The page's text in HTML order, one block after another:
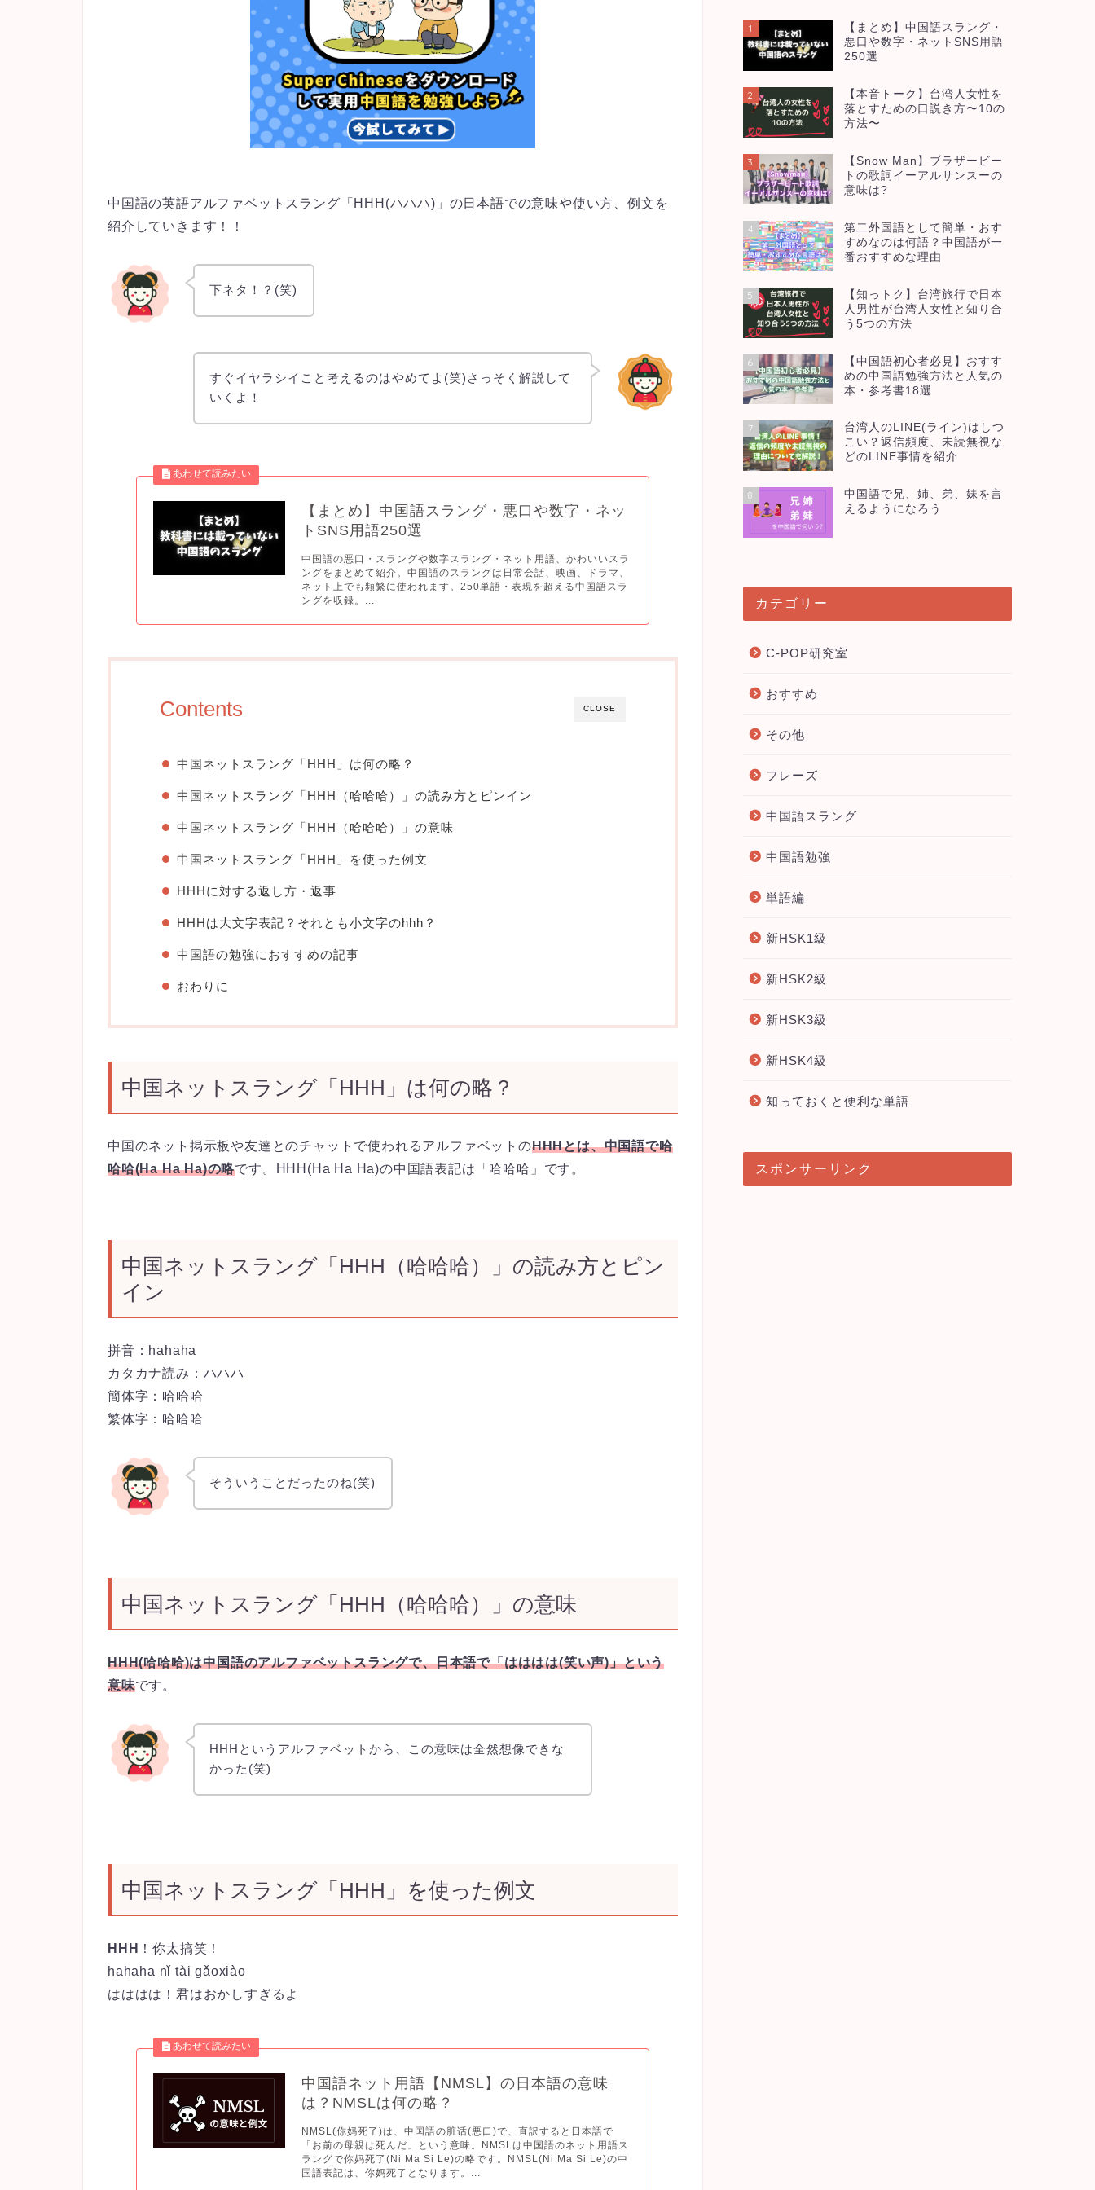
中国語の英語アルファベットスラング「HHH(ハハハ)」の日本語での意味や使い方、例文を
紹介していきます！！
下ネタ！？(笑)
すぐイヤラシイこと考えるのはやめてよ(笑)さっそく解説して
いくよ！
【まとめ】中国語スラング・悪口や数字・ネッ
トSNS用語250選
中国語の悪口・スラングや数字スラング・ネット用語、かわいいスラ
ングをまとめて紹介。中国語のスラングは日常会話、映画、ドラマ、
ネット上でも頻繁に使われます。250単語・表現を超える中国語スラ
ングを収録。...
CLOSE
Contents
中国ネットスラング「HHH」は何の略？
中国ネットスラング「HHH（哈哈哈）」の読み方とピンイン
中国ネットスラング「HHH（哈哈哈）」の意味
中国ネットスラング「HHH」を使った例文
HHHに対する返し方・返事
HHHは大文字表記？それとも小文字のhhh？
中国語の勉強におすすめの記事
おわりに
中国ネットスラング「HHH」は何の略？
中国のネット掲示板や友達とのチャットで使われるアルファベットのHHHとは、中国語で哈
哈哈(Ha Ha Ha)の略です。HHH(Ha Ha Ha)の中国語表記は「哈哈哈」です。
中国ネットスラング「HHH（哈哈哈）」の読み方とピン
イン
拼音：hahaha
カタカナ読み：ハハハ
簡体字：哈哈哈
繁体字：哈哈哈
そういうことだったのね(笑)
中国ネットスラング「HHH（哈哈哈）」の意味
HHH(哈哈哈)は中国語のアルファベットスラングで、日本語で「はははは(笑い声)」という
意味です。
HHHというアルファベットから、この意味は全然想像できな
かった(笑)
中国ネットスラング「HHH」を使った例文
HHH ！你太搞笑！
hahaha nǐ tài gǎoxiào
はははは！君はおかしすぎるよ
中国語ネット用語【NMSL】の日本語の意味
は？NMSLは何の略？
NMSL(你妈死了)は、中国語の脏话(悪口)で、直訳すると日本語で
「お前の母親は死んだ」という意味。NMSLは中国語のネット用語ス
ラングで你妈死了(Ni Ma Si Le)の略です。NMSL(Ni Ma Si Le)の中
国語表記は、你妈死了となります。...
1
【まとめ】中国語スラング・
悪口や数字・ネットSNS用語
250選
2
【本音トーク】台湾人女性を
落とすための口説き方〜10の
方法〜
3
【Snow Man】ブラザービー
トの歌詞イーアルサンスーの
意味は?
4
第二外国語として簡単・おす
すめなのは何語？中国語が一
番おすすめな理由
5
【知っトク】台湾旅行で日本
人男性が台湾人女性と知り合
う5つの方法
6
【中国語初心者必見】おすす
めの中国語勉強方法と人気の
本・参考書18選
7
台湾人のLINE(ライン)はしつ
こい？返信頻度、未読無視な
どのLINE事情を紹介
8
中国語で兄、姉、弟、妹を言
えるようになろう
カテゴリー
C-POP研究室
おすすめ
その他
フレーズ
中国語スラング
中国語勉強
単語編
新HSK1級
新HSK2級
新HSK3級
新HSK4級
知っておくと便利な単語
スポンサーリンク